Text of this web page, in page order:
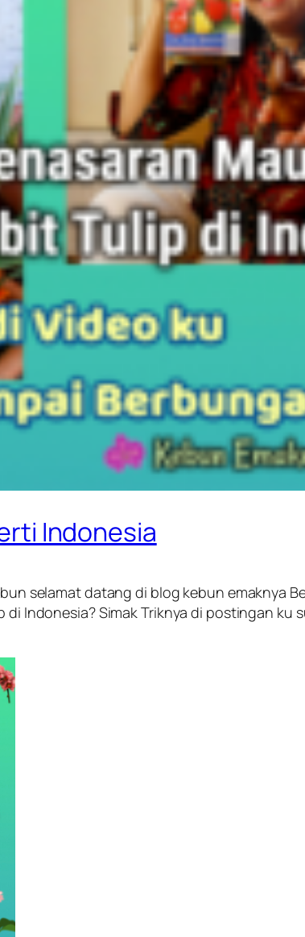
Indonesia
selamat datang di blog kebun emaknya
Indonesia? Simak Triknya di postingan ku